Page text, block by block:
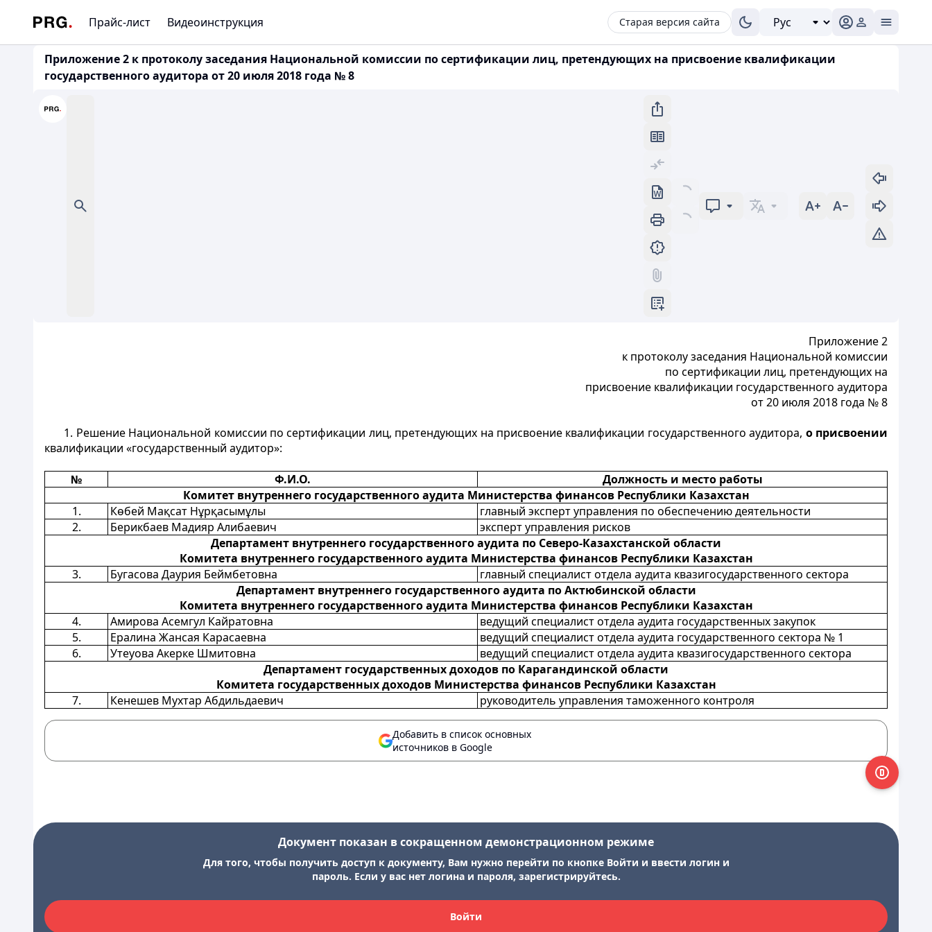
Прайс-лист Видеоинструкция Старая версия сайта
Приложение 2 к протоколу заседания Национальной комиссии по сертификации лиц, претендующих на присвоение квалификации
государственного аудитора от 20 июля 2018 года № 8
Приложение 2
к протоколу заседания Национальной комиссии
по сертификации лиц, претендующих на
присвоение квалификации государственного аудитора
от 20 июля 2018 года № 8
1. Решение Национальной комиссии по сертификации лиц, претендующих на присвоение квалификации государственного аудитора, о присвоении
квалификации «государственный аудитор»:
№ Ф.И.О.
Должность и место работы
Комитет внутреннего государственного аудита Министерства финансов Республики Казахстан
1.
Көбей Мақсат Нұрқасымұлы
главный эксперт управления по обеспечению деятельности
2.
Берикбаев Мадияр Алибаевич
эксперт управления рисков
Департамент внутреннего государственного аудита по Северо-Казахстанской области
Комитета внутреннего государственного аудита Министерства финансов Республики Казахстан
3.
Бугасова Даурия Беймбетовна
главный специалист отдела аудита квазигосударственного сектора
Департамент внутреннего государственного аудита по Актюбинской области
Комитета внутреннего государственного аудита Министерства финансов Республики Казахстан
4.
Амирова Асемгул Кайратовна
ведущий специалист отдела аудита государственных закупок
5.
Ералина Жансая Карасаевна
ведущий специалист отдела аудита государственного сектора № 1
6.
Утеуова Акерке Шмитовна
ведущий специалист отдела аудита квазигосударственного сектора
Департамент государственных доходов по Карагандинской области
Комитета государственных доходов Министерства финансов Республики Казахстан
7.
Кенешев Мухтар Абдильдаевич руководитель управления таможенного контроля
Добавить в список основных
источников в Google
Документ показан в сокращенном демонстрационном режиме
Для того, чтобы получить доступ к документу, Вам нужно перейти по кнопке Войти и ввести логин и
пароль. Если у вас нет логина и пароля, зарегистрируйтесь.
Войти